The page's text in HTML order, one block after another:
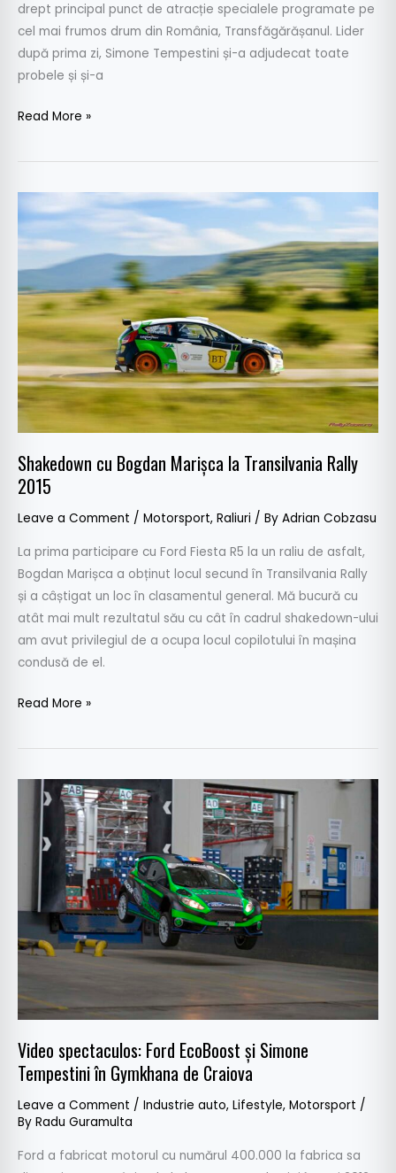
drept principal punct de atracție specialele programate pe
cel mai frumos drum din România, Transfăgărășanul. Lider
după prima zi, Simone Tempestini și-a adjudecat toate
probele și și-a
Read More »
Shakedown cu Bogdan Marișca la Transilvania Rally
2015
Leave a Comment / Motorsport, Raliuri / By Adrian Cobzasu
La prima participare cu Ford Fiesta R5 la un raliu de asfalt,
Bogdan Marișca a obținut locul secund în Transilvania Rally
și a câștigat un loc în clasamentul general. Mă bucură cu
atât mai mult rezultatul său cu cât în cadrul shakedown-ului
am avut privilegiul de a ocupa locul copilotului în mașina
condusă de el.
cu
Bogdan
Marișca
la
Transilvania
Rally
2015
Read More »
Video spectaculos: Ford EcoBoost şi Simone
Tempestini în Gymkhana de Craiova
Leave a Comment / Industrie auto, Lifestyle, Motorsport /
By Radu Guramulta
Ford a fabricat motorul cu numărul 400.000 la fabrica sa
Video
spectaculos:
Ford
EcoBoost
Simone
Tempestini
în
Craiova